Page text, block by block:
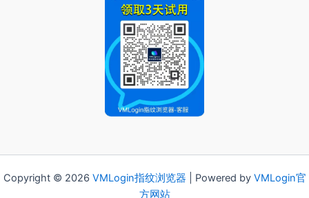
Copyright © 2026 VMLogin指纹浏览器 | Powered by VMLogin官
方网站